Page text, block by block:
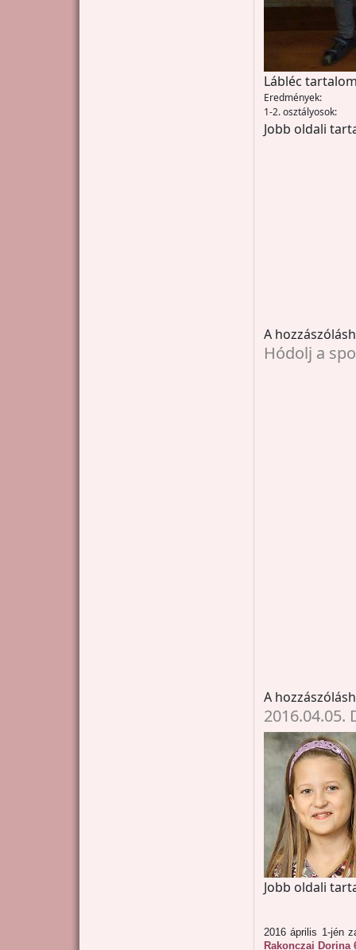
Lábléc
Eredmények:
1-2. osztályosok:
Jobb oldali
A
Hódolj a
A
2016.04.05.
Jobb oldali
2016 április 1-jén
Rakonczai Dorina